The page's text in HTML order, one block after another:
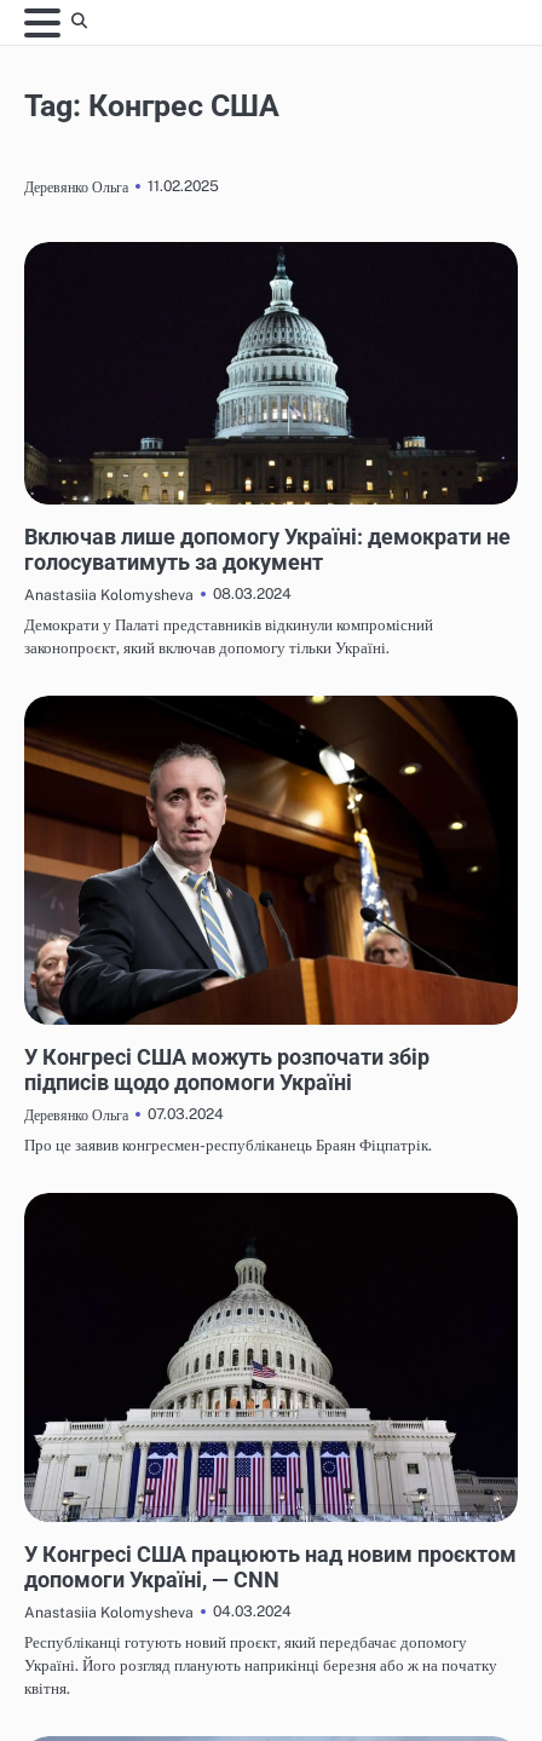
Skip
to
Tag: Конгрес США
Деревянко Ольга 11.02.2025
Включав лише допомогу Україні: демократи не
голосуватимуть за документ
Anastasiia Kolomysheva
08.03.2024
Демократи у Палаті представників відкинули компромісний
законопроєкт, який включав допомогу тільки Україні.
У Конгресі США можуть розпочати збір
підписів щодо допомоги Україні
Деревянко Ольга
07.03.2024
Про це заявив конгресмен-республіканець Браян Фіцпатрік.
У Конгресі США працюють над новим проєктом
допомоги Україні, — CNN
Anastasiia Kolomysheva
04.03.2024
Республіканці готують новий проєкт, який передбачає допомогу
Україні. Його розгляд планують наприкінці березня або ж на початку
квітня.